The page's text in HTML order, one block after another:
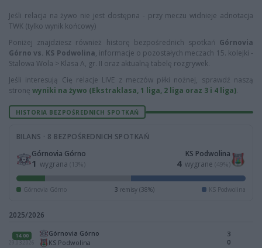
Jeśli relacja na żywo nie jest dostępna - przy meczu widnieje adnotacja
TWK (tylko wynik końcowy)
Poniżej znajdziesz również historę bezpośrednich spotkań Górnovia
Górno vs. KS Podwolina, informacje o pozostałych meczach 15. kolejki -
Stalowa Wola > Klasa A, gr. II oraz aktualną tabelę rozgrywek.
Jeśli interesują Cię relacje LIVE z meczów piłki nożnej, sprawdź naszą
stronę wyniki na żywo (Ekstraklasa, 1 liga, 2 liga oraz 3 i 4 liga).
HISTORIA BEZPOŚREDNICH SPOTKAŃ
BILANS · 8 BEZPOŚREDNICH SPOTKAŃ
Górnovia Górno
1 wygrana (13%)
KS Podwolina
4 wygrane (49%)
Górnovia Górno 3 remisy (38%) KS Podwolina
2025/2026
14:00
29.03.2026
Górnovia Górno
KS Podwolina
3
0